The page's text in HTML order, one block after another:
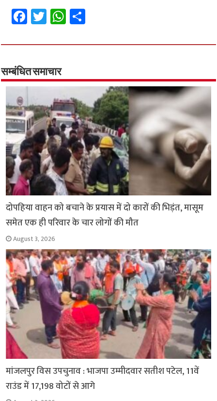
Fa
ce
b
o
o
k
T
wi
tt
er
W
h
at
p
p
ar
सम्बंधित समाचार
दोपहिया वाहन को बचाने के प्रयास में दो कारों की भिड़ंत, मासूम
समेत एक ही परिवार के चार लोगों की मौत
August 3, 2026
मांजलपुर विस उपचुनाव : भाजपा उम्मीदवार सतीश पटेल, 11वें
राउंड में 17,198 वोटों से आगे